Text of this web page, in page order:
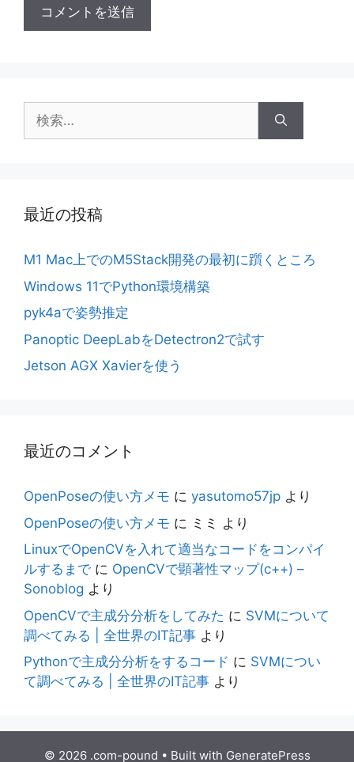
索:
最近の投稿
M1 Mac上でのM5Stack開発の最初に躓くところ
Windows 11でPython環境構築
pyk4aで姿勢推定
Panoptic DeepLabをDetectron2で試す
Jetson AGX Xavierを使う
最近のコメント
OpenPoseの使い方メモ に yasutomo57jp より
OpenPoseの使い方メモ に ミミ より
LinuxでOpenCVを入れて適当なコードをコンパイ
ルするまで に OpenCVで顕著性マップ(c++) –
Sonoblog より
OpenCVで主成分分析をしてみた に SVMについて
調べてみる | 全世界のIT記事 より
Pythonで主成分分析をするコード に SVMについ
て調べてみる | 全世界のIT記事 より
© 2026 .com-pound • Built with GeneratePress